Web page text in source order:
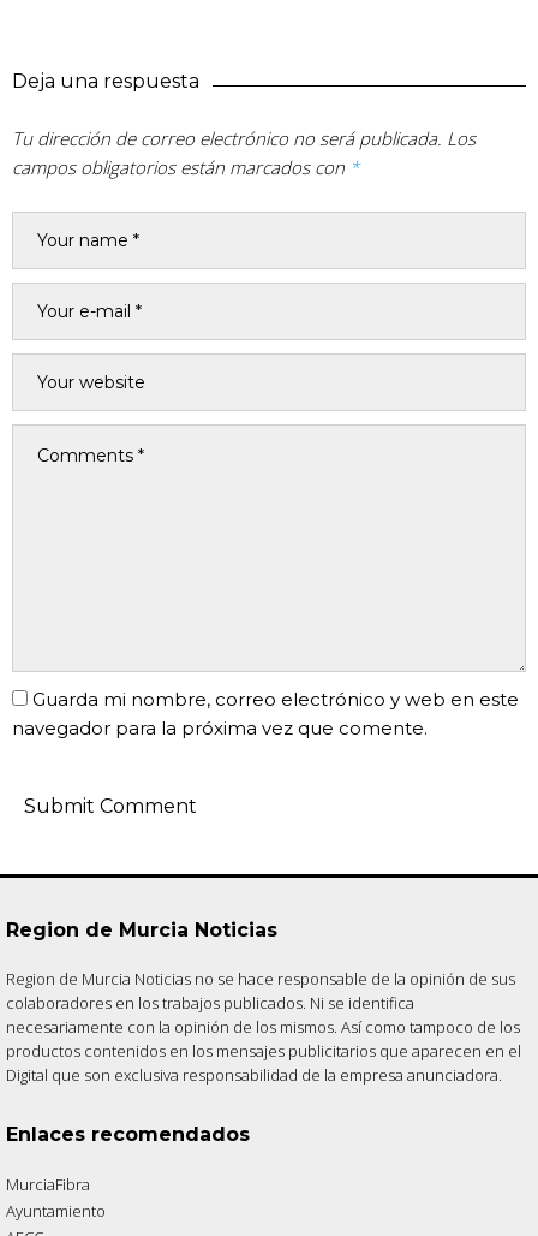
Deja una respuesta
Tu dirección de correo electrónico no será publicada. Los
campos obligatorios están marcados con *
Guarda mi nombre, correo electrónico y web en este
navegador para la próxima vez que comente.
Region de Murcia Noticias
Region de Murcia Noticias no se hace responsable de la opinión de sus
colaboradores en los trabajos publicados. Ni se identifica
necesariamente con la opinión de los mismos. Así como tampoco de los
productos contenidos en los mensajes publicitarios que aparecen en el
Digital que son exclusiva responsabilidad de la empresa anunciadora.
Enlaces recomendados
MurciaFibra
Ayuntamiento